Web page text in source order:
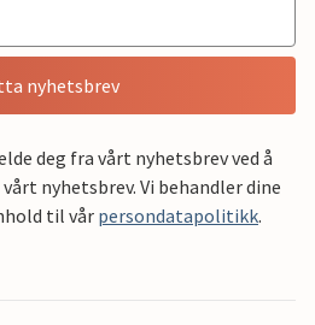
nyhetsbrev
deg fra vårt nyhetsbrev ved å
nyhetsbrev. Vi behandler dine
til vår persondatapolitikk.